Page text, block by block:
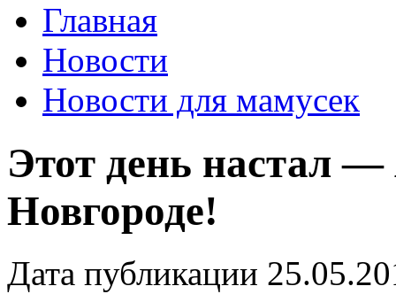
Главная
Новости
Новости для мамусек
Этот день настал
Новгороде!
Дата публикации